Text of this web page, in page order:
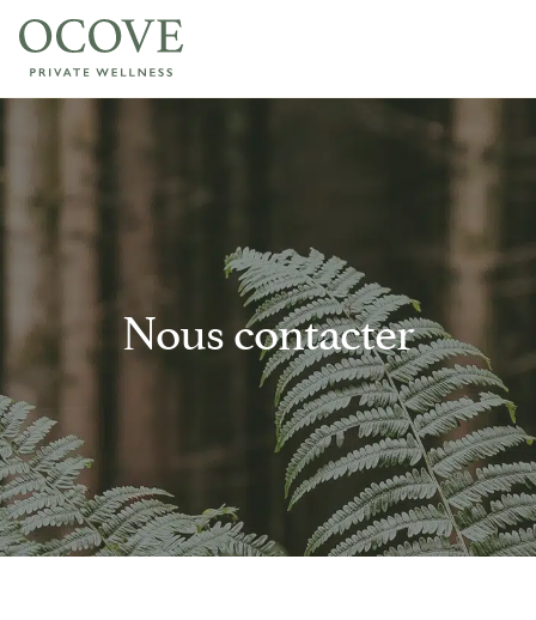
ACCUEIL
NOS GÎTES
Solè – 2 pers.
Bonzen – 2 pers.
WELLNESS JOURNÉE
OPTIONS ET FORMULES
Nous contacter